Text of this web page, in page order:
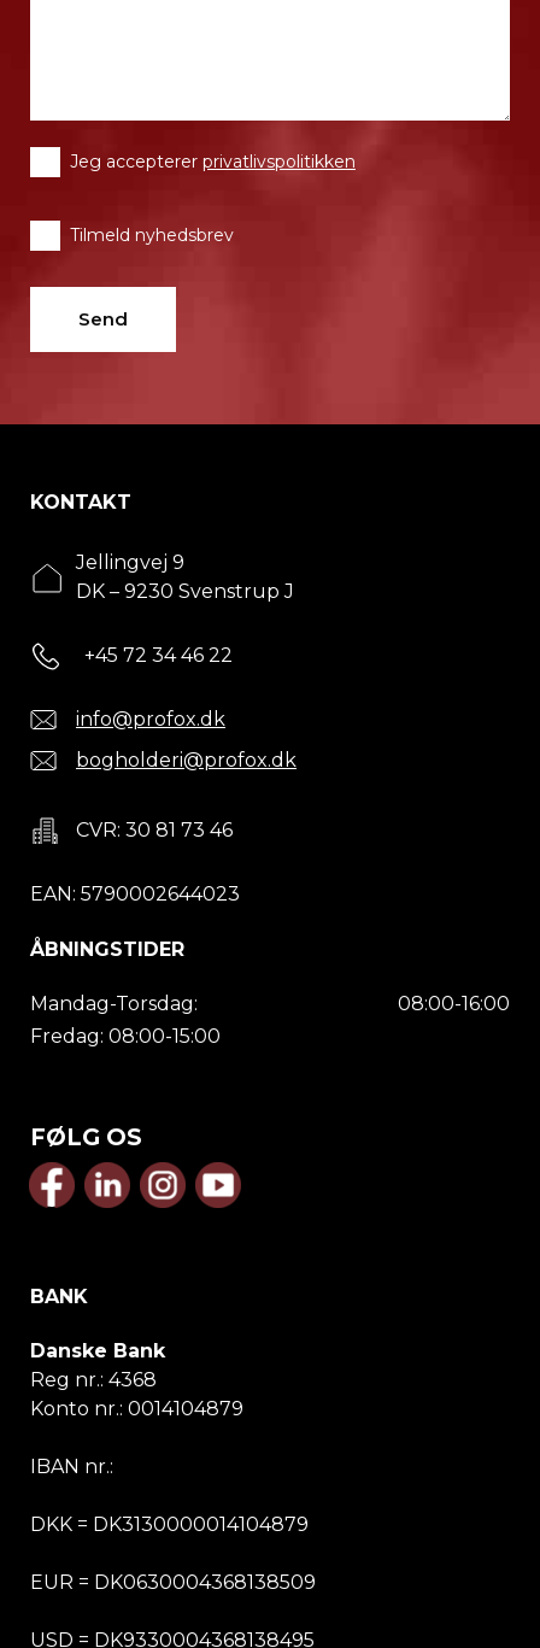
Jeg accepterer privatlivspolitikken
Tilmeld nyhedsbrev
KONTAKT
Jellingvej 9
DK – 9230 Svenstrup J
+45 72 34 46 22
info@profox.dk
bogholderi@profox.dk
CVR: 30 81 73 46
EAN: 5790002644023
ÅBNINGSTIDER
Mandag-Torsdag:
08:00-16:00
Fredag: 08:00-15:00
FØLG OS
BANK
Danske Bank
Reg nr.: 4368
Konto nr.: 0014104879
IBAN nr.:
DKK = DK3130000014104879
EUR = DK0630004368138509
USD = DK9330004368138495